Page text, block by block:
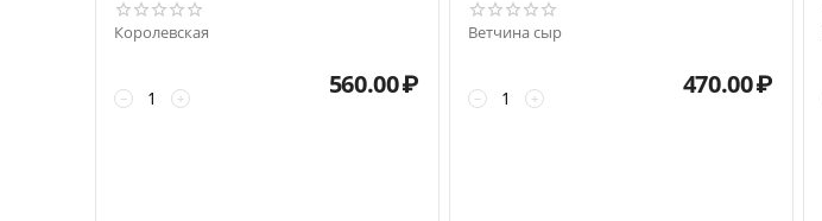
Королевская
+
− 560.00₽
Ветчина сыр
+
− 470.00₽